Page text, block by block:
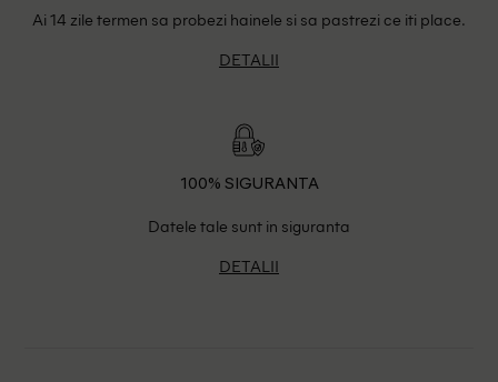
Ai 14 zile termen sa probezi hainele si sa pastrezi ce iti place.
DETALII
100% SIGURANTA
Datele tale sunt in siguranta
DETALII